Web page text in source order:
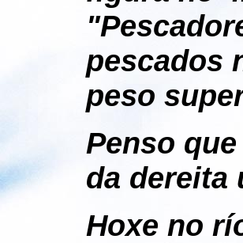
pescados
peso
Penso
da dereita
Hoxe no